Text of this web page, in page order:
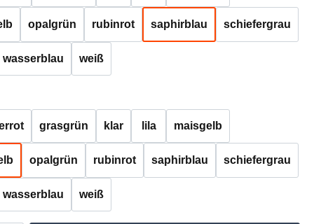
opalgrün rubinrot saphirblau schiefergrau
wasserblau weiß
grasgrün klar lila maisgelb
opalgrün rubinrot saphirblau schiefergrau
wasserblau weiß